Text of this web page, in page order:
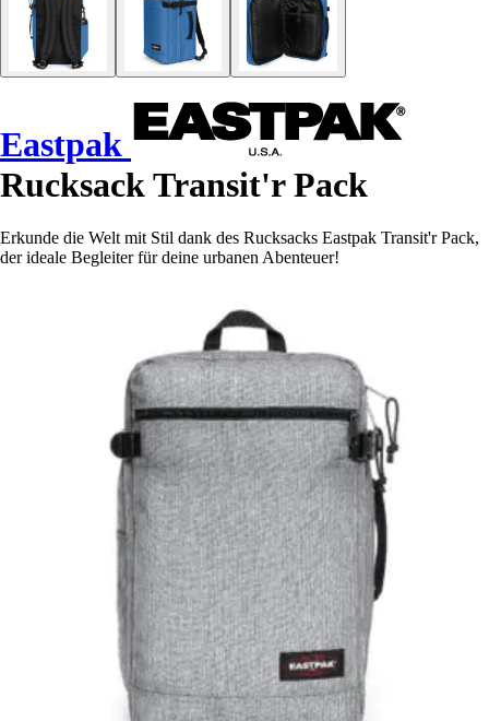
Eastpak
Rucksack Transit'r Pack
Erkunde die Welt mit Stil dank des Rucksacks Eastpak Transit'r Pack,
der ideale Begleiter für deine urbanen Abenteuer!